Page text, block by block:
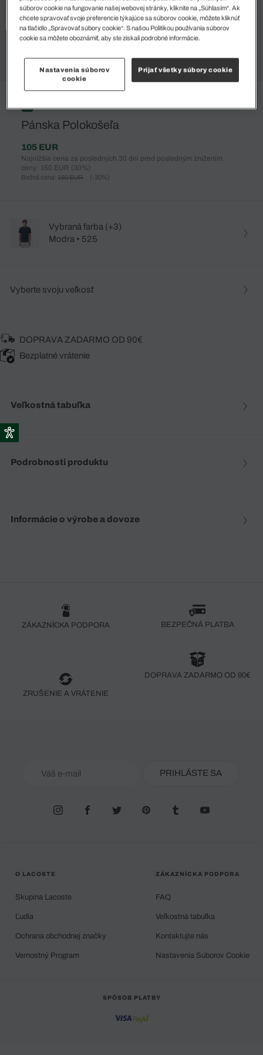
%
Pánska Polokošeľa
105 EUR
Najnižšia cena za posledných 30 dní pred posledným znížením
ceny: 150 EUR (30%)
Bežná cena: 150 EUR (-30%)
Vybraná farba (+3)
Modra • 525
Vyberte svoju veľkosť
DOPRAVA ZADARMO OD 90€
Bezplatné vrátenie
Veľkostná tabuľka
Podrobnosti produktu
Informácie o výrobe a dovoze
ZÁKAZNÍCKA PODPORA BEZPEČNÁ PLATBA
ZRUŠENIE A VRÁTENIE
DOPRAVA ZADARMO OD 90€
PRIHLÁSTE SA
O LACOSTE
Skupina Lacoste
Ľudia
Ochrana obchodnej značky
Vernostný Program
ZÁKAZNÍCKA PODPORA
FAQ
Veľkostná tabuľka
Kontaktujte nás
Nastavenia Súborov Cookie
SPÔSOB PLATBY
súborov cookie na fungovanie našej webovej stránky, kliknite na „Súhlasím“. Ak
chcete spravovať svoje preferencie týkajúce sa súborov cookie, môžete kliknúť
na tlačidlo „Spravovať súbory cookie“. S našou Politikou používania súborov
cookie sa môžete oboznámiť, aby ste získali podrobné informácie.
Nastavenia súborov
cookie
Prijať všetky súbory cookie